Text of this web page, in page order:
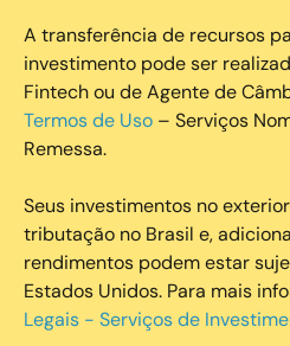
A transferência de recursos
investimento pode ser
Fintech ou de Agente de
Termos de Uso – Serviços
Remessa.
Seus investimentos no
tributação no Brasil e,
rendimentos podem estar
Estados Unidos. Para mais
Legais - Serviços de